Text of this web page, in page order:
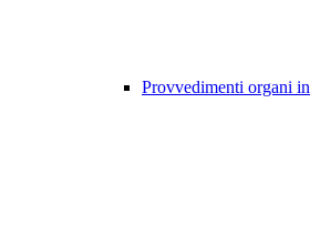
Provvedimenti organi